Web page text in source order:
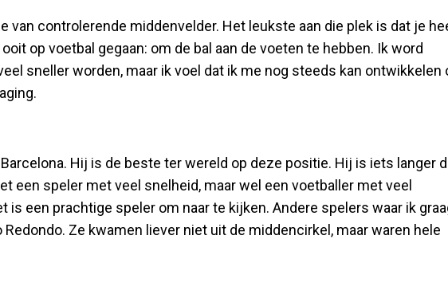
van controlerende middenvelder. Het leukste aan die plek is dat je
op voetbal gegaan: om de bal aan de voeten te hebben. Ik word
sneller worden, maar ik voel dat ik me nog steeds kan ontwikkelen
Hij is de beste ter wereld op deze positie. Hij is iets langer
een speler met veel snelheid, maar wel een voetballer met veel
is een prachtige speler om naar te kijken. Andere spelers waar ik
Redondo. Ze kwamen liever niet uit de middencirkel, maar waren hele